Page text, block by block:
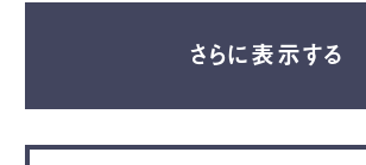
さらに表示する